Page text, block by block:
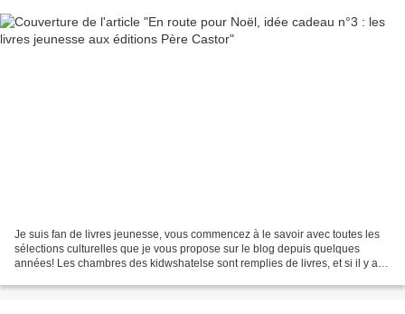
Je suis fan de livres jeunesse, vous commencez à le savoir avec toutes les
sélections culturelles que je vous propose sur le blog depuis quelques
années! Les chambres des kidwshatelse sont remplies de livres, et si il y a